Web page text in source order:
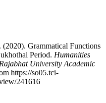
Grammatical Functions
Period. Humanities
University Academic
https://so05.tci-
241616